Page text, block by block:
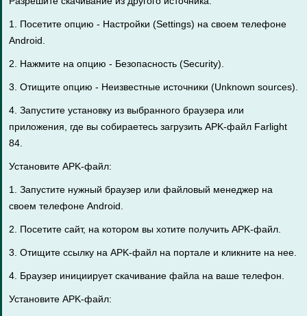
1. Посетите опцию - Настройки (Settings) на своем телефоне
Android.
2. Нажмите на опцию - Безопасность (Security).
3. Отищите опцию - Неизвестные источники (Unknown sources).
4. Запустите установку из выбранного браузера или
приложения, где вы собираетесь загрузить APK-файл Farlight
84.
Установите APK-файл:
1. Запустите нужный браузер или файловый менеджер на
своем телефоне Android.
2. Посетите сайт, на котором вы хотите получить APK-файл.
3. Отищите ссылку на APK-файл на портале и кликните на нее.
4. Браузер инициирует скачивание файла на ваше телефон.
Установите APK-файл: